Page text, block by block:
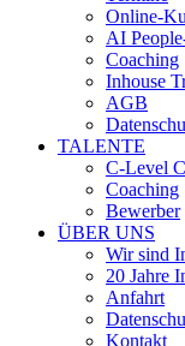
Online-
AI
Coaching
Inhouse
AGB
TALENTE
C-Level
Coaching
Bewerber
ÜBER UNS
Wir sind
20 Jahre
Anfahrt
Kontakt